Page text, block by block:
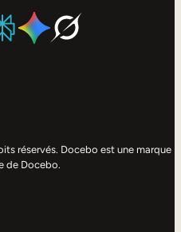
réservés. Docebo est une marque
de Docebo.